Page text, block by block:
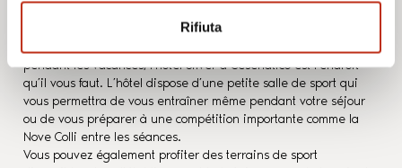
Rifiuta
Si vous ne voulez pas renoncer à votre forme physique même
pendant les vacances, l’hôtel Silver à Cesenatico est l’endroit
qu’il vous faut. L’hôtel dispose d’une petite salle de sport qui
vous permettra de vous entraîner même pendant votre séjour
ou de vous préparer à une compétition importante comme la
Nove Colli entre les séances.
Vous pouvez également profiter des terrains de sport